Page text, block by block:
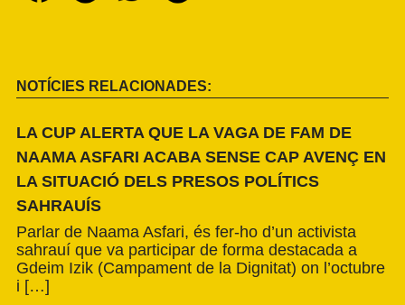
NOTÍCIES RELACIONADES:
LA CUP ALERTA QUE LA VAGA DE FAM DE
NAAMA ASFARI ACABA SENSE CAP AVENÇ EN
LA SITUACIÓ DELS PRESOS POLÍTICS
SAHRAUÍS
Parlar de Naama Asfari, és fer-ho d’un activista
sahrauí que va participar de forma destacada a
Gdeim Izik (Campament de la Dignitat) on l’octubre
i […]